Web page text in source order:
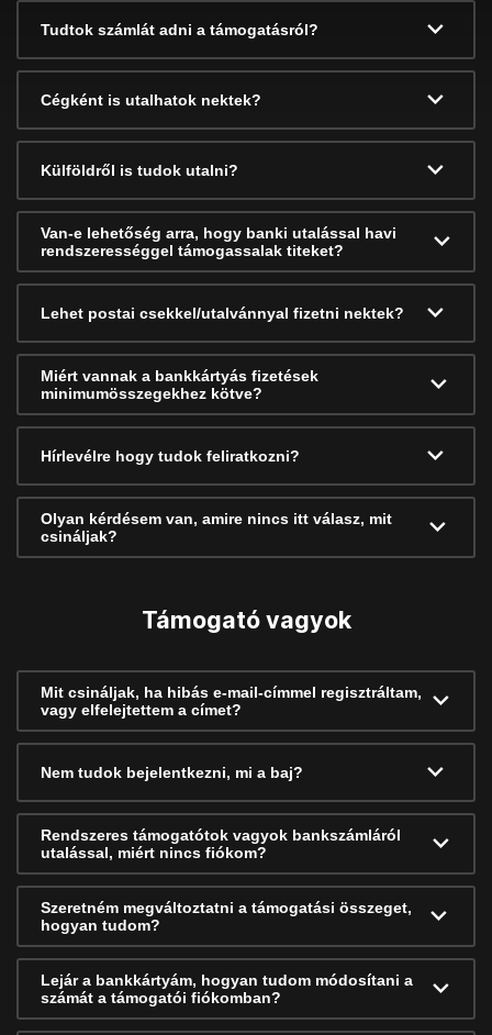
Tudtok számlát adni a támogatásról?
Cégként is utalhatok nektek?
Külföldről is tudok utalni?
Van-e lehetőség arra, hogy banki utalással havi
rendszerességgel támogassalak titeket?
Lehet postai csekkel/utalvánnyal fizetni nektek?
Miért vannak a bankkártyás fizetések
minimumösszegekhez kötve?
Hírlevélre hogy tudok feliratkozni?
Olyan kérdésem van, amire nincs itt válasz, mit
csináljak?
Támogató vagyok
Mit csináljak, ha hibás e-mail-címmel regisztráltam,
vagy elfelejtettem a címet?
Nem tudok bejelentkezni, mi a baj?
Rendszeres támogatótok vagyok bankszámláról
utalással, miért nincs fiókom?
Szeretném megváltoztatni a támogatási összeget,
hogyan tudom?
Lejár a bankkártyám, hogyan tudom módosítani a
számát a támogatói fiókomban?